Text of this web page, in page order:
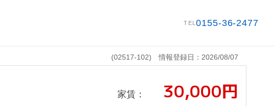
TEL0155-36-2477
(02517-102)情報登録日：2026/08/07
家賃： 30,000円